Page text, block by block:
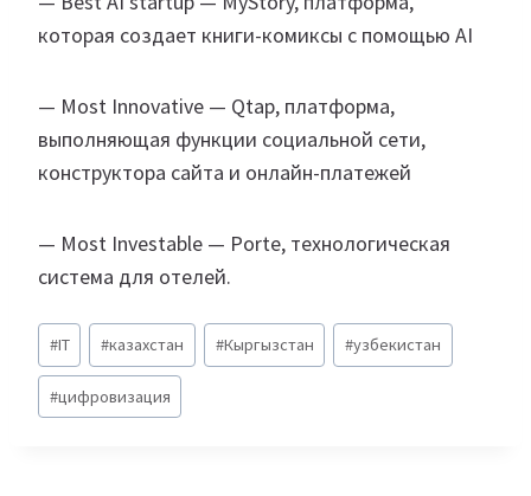
которая создает книги-комиксы с помощью AI
— Most Innovative — Qtap, платформа,
выполняющая функции социальной сети,
конструктора сайта и онлайн-платежей
— Most Investable — Porte, технологическая
система для отелей.
Метки
записи:
#IT #казахстан #Кыргызстан #узбекистан
#цифровизация